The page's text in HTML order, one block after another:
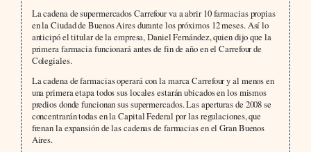
La cadena de supermercados Carrefour va a abrir 10 farmacias propias
en la Ciudad de Buenos Aires durante los próximos 12 meses. Así lo
anticipó el titular de la empresa, Daniel Fernández, quien dijo que la
primera farmacia funcionará antes de fin de año en el Carrefour de
Colegiales.
La cadena de farmacias operará con la marca Carrefour y al menos en
una primera etapa todos sus locales estarán ubicados en los mismos
predios donde funcionan sus supermercados. Las aperturas de 2008 se
concentrarán todas en la Capital Federal por las regulaciones, que
frenan la expansión de las cadenas de farmacias en el Gran Buenos
Aires.